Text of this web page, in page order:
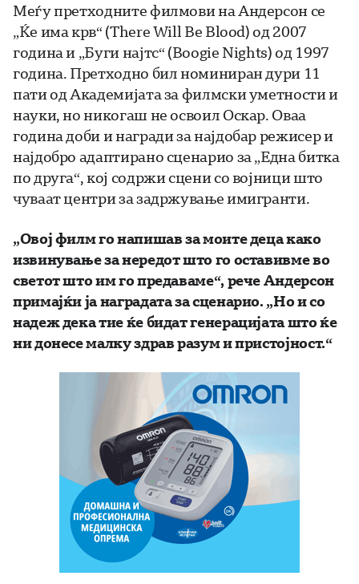
Меѓу претходните филмови на Андерсон се
„Ќе има крв“ (There Will Be Blood) од 2007
година и „Буги најтс“ (Boogie Nights) од 1997
година. Претходно бил номиниран дури 11
пати од Академијата за филмски уметности и
науки, но никогаш не освоил Оскар. Оваа
година доби и награди за најдобар режисер и
најдобро адаптирано сценарио за „Една битка
по друга“, кој содржи сцени со војници што
чуваат центри за задржување имигранти.
„Овој филм го напишав за моите деца како
извинување за нередот што го оставивме во
светот што им го предаваме“, рече Андерсон
примајќи ја наградата за сценарио. „Но и со
надеж дека тие ќе бидат генерацијата што ќе
ни донесе малку здрав разум и пристојност.“